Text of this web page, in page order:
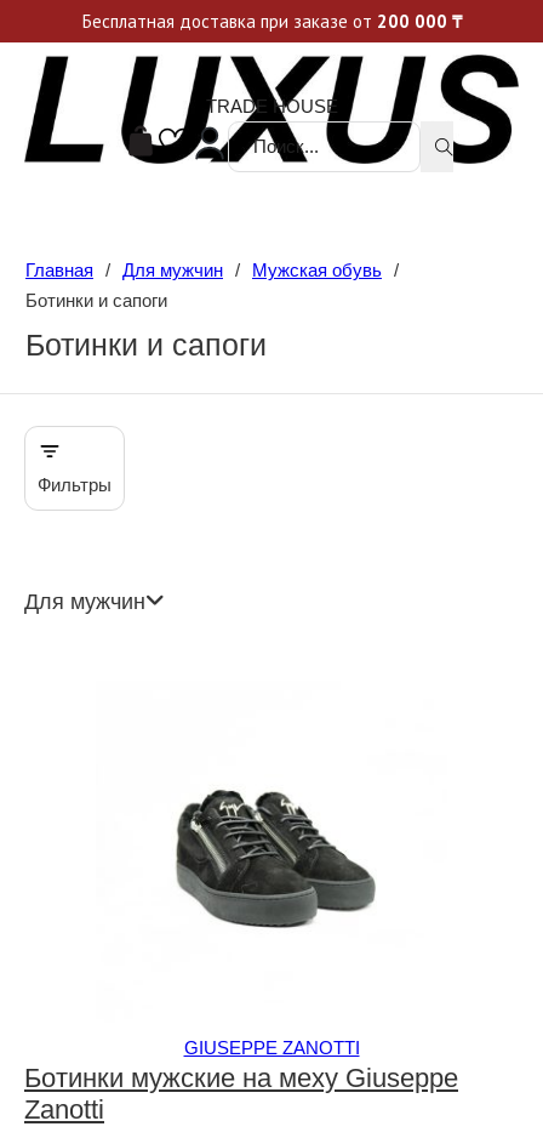
Уникальные акции и спецпредложения каждую неделю, не пропусти свой шанс
TRADE HOUSE
Поиск ...
Главная / Для мужчин / Мужская обувь /
Ботинки и сапоги
Ботинки и сапоги
Фильтры
Для мужчин
GIUSEPPE ZANOTTI
Ботинки мужские на меху Giuseppe
Zanotti
Бесплатная доставка при заказе от 200 000 ₸